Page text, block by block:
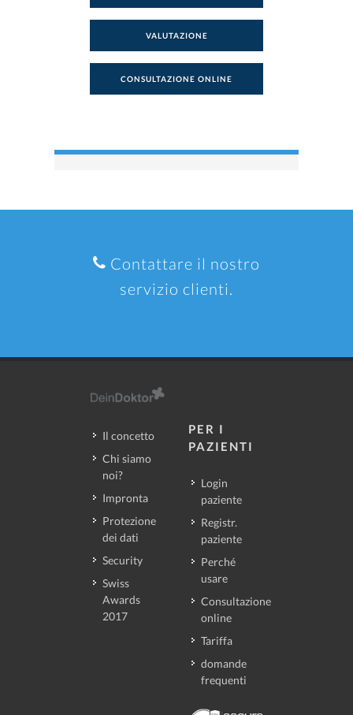
VALUTAZIONE
CONSULTAZIONE ONLINE
Contattare il nostro
servizio clienti.
Il concetto
Chi siamo
noi?
Impronta
Protezione
dei dati
Security
Swiss
Awards
2017
PER I
PAZIENTI
Login
paziente
Registr.
paziente
Perché
usare
Consultazione
online
Tariffa
domande
frequenti